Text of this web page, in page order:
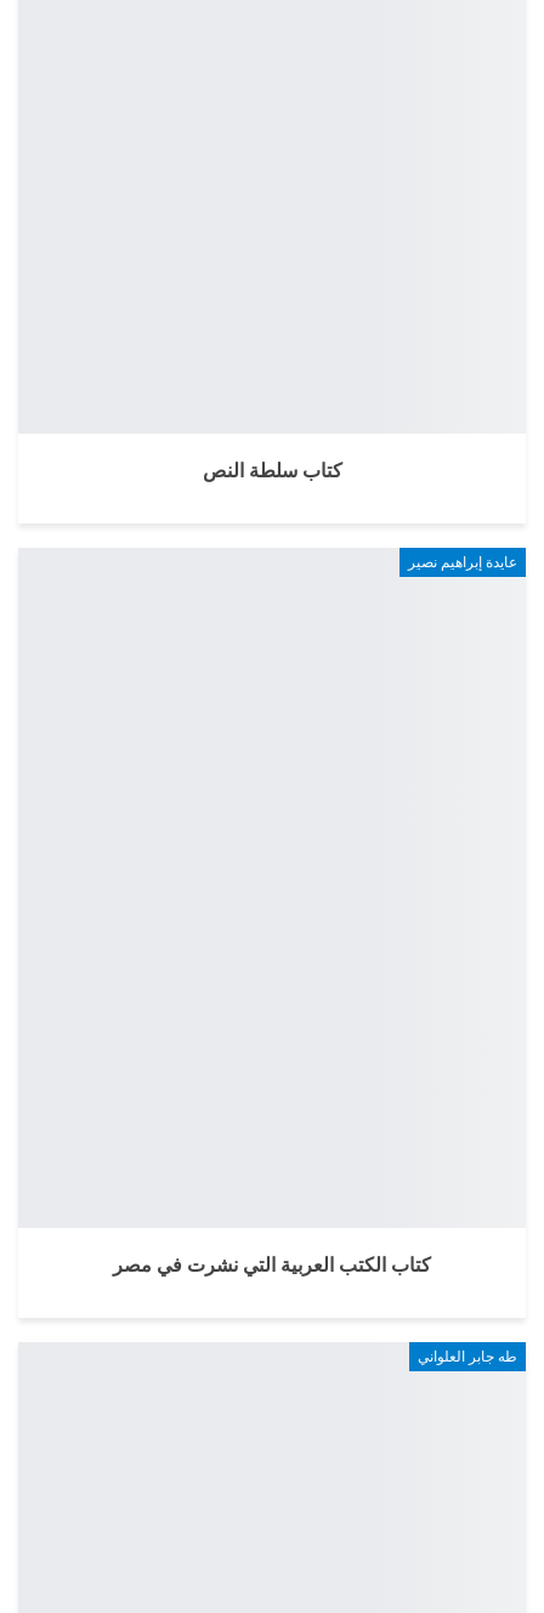
كتاب سلطة النص
عايدة إبراهيم نصير
كتاب الكتب العربية التي نشرت في مصر
طه جابر العلواني